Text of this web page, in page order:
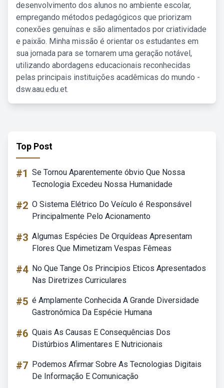
desenvolvimento dos alunos no ambiente escolar,
empregando métodos pedagógicos que priorizam
conexões genuínas e são alimentados por criatividade
e paixão. Minha missão é orientar os estudantes em
sua jornada para se tornarem uma geração notável,
utilizando abordagens educacionais reconhecidas
pelas principais instituições acadêmicas do mundo -
dsw.aau.edu.et.
Top Post
#1 Se Tornou Aparentemente óbvio Que Nossa
Tecnologia Excedeu Nossa Humanidade
#2 O Sistema Elétrico Do Veículo é Responsável
Principalmente Pelo Acionamento
#3 Algumas Espécies De Orquídeas Apresentam
Flores Que Mimetizam Vespas Fêmeas
#4 No Que Tange Os Principios Eticos Apresentados
Nas Diretrizes Curriculares
#5 é Amplamente Conhecida A Grande Diversidade
Gastronômica Da Espécie Humana
#6 Quais As Causas E Consequências Dos
Distúrbios Alimentares E Nutricionais
#7 Podemos Afirmar Sobre As Tecnologias Digitais
De Informação E Comunicação